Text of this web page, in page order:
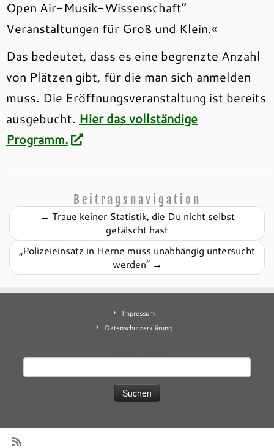
Open Air-Musik-Wissenschaft“
Veranstaltungen für Groß und Klein.«
Das bedeutet, dass es eine begrenzte Anzahl
von Plätzen gibt, für die man sich anmelden
muss. Die Eröffnungsveranstaltung ist bereits
ausgebucht. Hier das vollständige
Programm.
Beitragsnavigation
← Traue keiner Statistik, die Du nicht selbst
gefälscht hast
„Polizeieinsatz in Herne muss unabhängig untersucht
werden“ →
Impressum
Datenschutzerklärung
Suchen